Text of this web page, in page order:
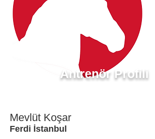
Antrenör Profili
Mevlüt Koşar
Ferdi İstanbul